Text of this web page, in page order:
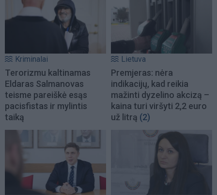
Kriminalai
Terorizmu kaltinamas
Eldaras Salmanovas
teisme pareiškė esąs
pacisfistas ir mylintis
taiką
Lietuva
Premjeras: nėra
indikacijų, kad reikia
mažinti dyzelino akcizą –
kaina turi viršyti 2,2 euro
už litrą (2)